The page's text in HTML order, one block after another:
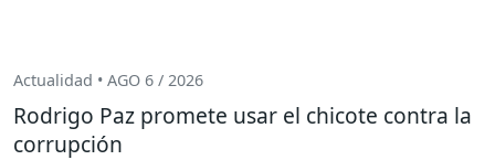
Actualidad • AGO 6 / 2026
Rodrigo Paz promete usar el chicote contra la
corrupción